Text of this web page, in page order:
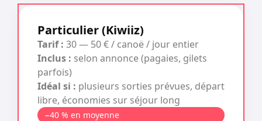
Particulier (Kiwiiz)
Tarif : 30 — 50 € / canoë / jour entier
Inclus : selon annonce (pagaies, gilets
parfois)
Idéal si : plusieurs sorties prévues, départ
libre, économies sur séjour long
−40 % en moyenne